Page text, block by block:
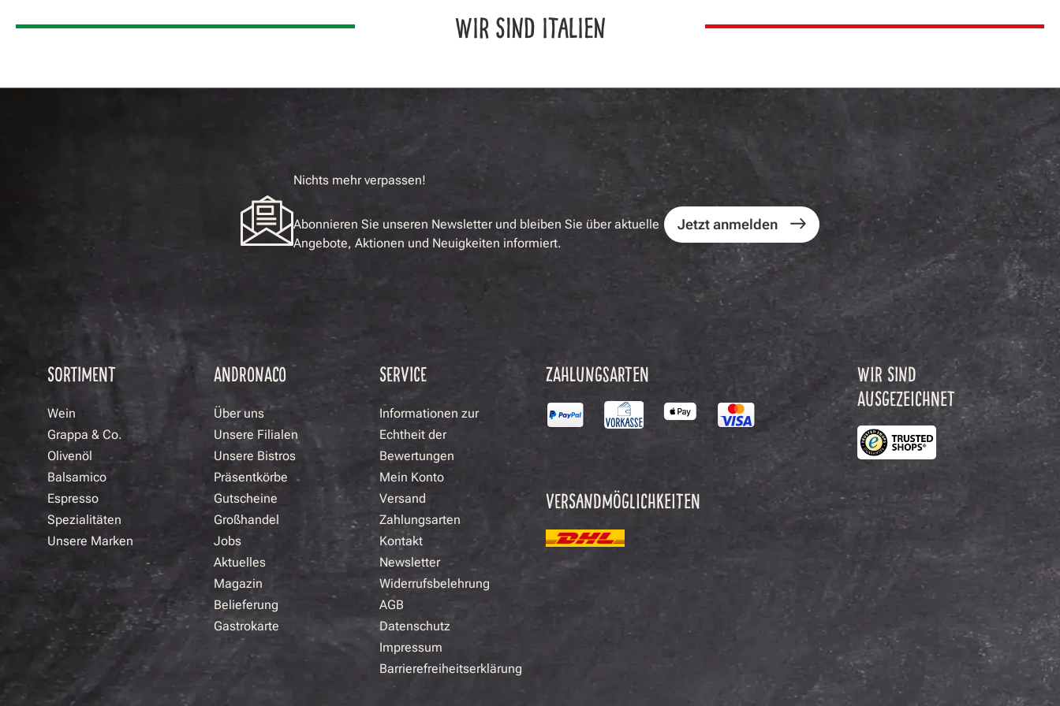
WIR SIND ITALIEN
Nichts mehr verpassen!
Abonnieren Sie unseren Newsletter und bleiben Sie über aktuelle
Angebote, Aktionen und Neuigkeiten informiert.
Jetzt anmelden
SORTIMENT
Wein
Grappa & Co.
Olivenöl
Balsamico
Espresso
Spezialitäten
Unsere Marken
ANDRONACO
Über uns
Unsere Filialen
Unsere Bistros
Präsentkörbe
Gutscheine
Großhandel
Jobs
Aktuelles
Magazin
Belieferung
Gastrokarte
SERVICE
Informationen zur
Echtheit der
Bewertungen
Mein Konto
Versand
Zahlungsarten
Kontakt
Newsletter
Widerrufsbelehrung
AGB
Datenschutz
Impressum
Barrierefreiheitserklärung
ZAHLUNGSARTEN
VERSANDMÖGLICHKEITEN
WIR SIND
AUSGEZEICHNET